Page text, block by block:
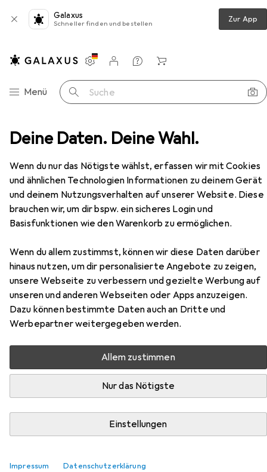
Deine Daten. Deine Wahl.
Wenn du nur das Nötigste wählst, erfassen wir mit Cookies
und ähnlichen Technologien Informationen zu deinem Gerät
und deinem Nutzungsverhalten auf unserer Website. Diese
brauchen wir, um dir bspw. ein sicheres Login und
Basisfunktionen wie den Warenkorb zu ermöglichen.
Wenn du allem zustimmst, können wir diese Daten darüber
hinaus nutzen, um dir personalisierte Angebote zu zeigen,
unsere Webseite zu verbessern und gezielte Werbung auf
unseren und anderen Webseiten oder Apps anzuzeigen.
Dazu können bestimmte Daten auch an Dritte und
Werbepartner weitergegeben werden.
Allem zustimmen
Nur das Nötigste
Einstellungen
Impressum Datenschutzerklärung
Galaxus
Schneller finden und bestellen Zur App
Navigation nach Kategorien
Menü Suche
Einstellungen
Kundenkonto
Vergleichslisten
Merklisten
Warenkorb
Wohnzimmer Regal Vicco Unterschrank R-Line
EUR
104,60
Vicco
Unterschrank R-Line
Zubehör für Vicco Unterschrank
R-Line
Hier findest du passendes Zubehör zum Produkt Vicco
Unterschrank R-Line aus der Kategorie Möbelgleiter +